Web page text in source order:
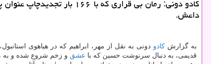
داعش.
به گزارش كادو دونی به نقل از مهر، ابراهیم كه در هیاهوی
قدیمی، به دنبال سرنوشت حسین كه با عشق و زخم شروع شده و به